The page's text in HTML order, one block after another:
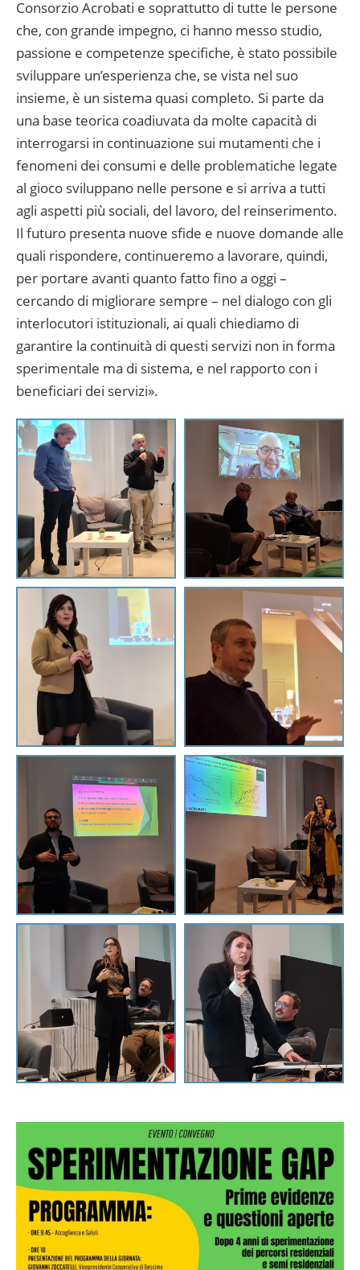
Consorzio Acrobati e soprattutto di tutte le persone
che, con grande impegno, ci hanno messo studio,
passione e competenze specifiche, è stato possibile
sviluppare un’esperienza che, se vista nel suo
insieme, è un sistema quasi completo. Si parte da
una base teorica coadiuvata da molte capacità di
interrogarsi in continuazione sui mutamenti che i
fenomeni dei consumi e delle problematiche legate
al gioco sviluppano nelle persone e si arriva a tutti
agli aspetti più sociali, del lavoro, del reinserimento.
Il futuro presenta nuove sfide e nuove domande alle
quali rispondere, continueremo a lavorare, quindi,
per portare avanti quanto fatto fino a oggi –
cercando di migliorare sempre – nel dialogo con gli
interlocutori istituzionali, ai quali chiediamo di
garantire la continuità di questi servizi non in forma
sperimentale ma di sistema, e nel rapporto con i
beneficiari dei servizi».